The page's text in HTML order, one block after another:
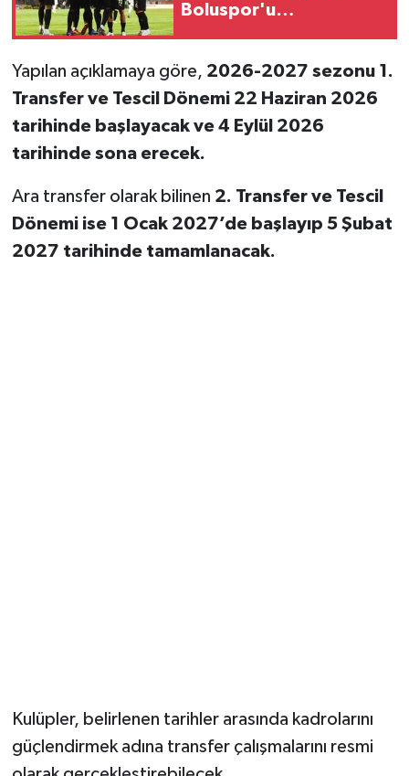
Boluspor'u
Yapılan açıklamaya göre, 2026-2027 sezonu 1.
Transfer ve Tescil Dönemi 22 Haziran 2026
tarihinde başlayacak ve 4 Eylül 2026
tarihinde sona erecek.
Ara transfer olarak bilinen 2. Transfer ve Tescil
Dönemi ise 1 Ocak 2027’de başlayıp 5 Şubat
2027 tarihinde tamamlanacak.
Kulüpler, belirlenen tarihler arasında kadrolarını
güçlendirmek adına transfer çalışmalarını resmi